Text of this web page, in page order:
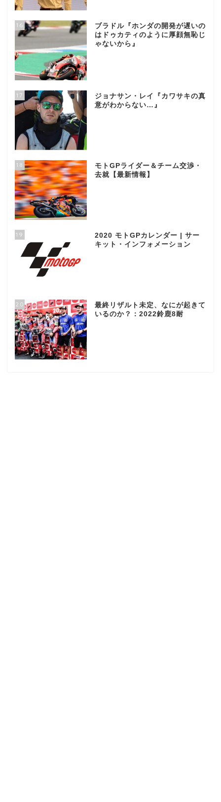
16
ブラドル『ホンダの開発が遅いの
はドゥカティのように厚顔無恥じ
ゃないから』
17
ジョナサン・レイ『カワサキの真
意がわからない…』
18
モトGPライダー＆チーム交渉・
去就【最新情報】
19
2020 モトGPカレンダー | サー
キット・インフォメーション
20
最終リザルト未定、なにが起きて
いるのか？：2022鈴鹿8耐